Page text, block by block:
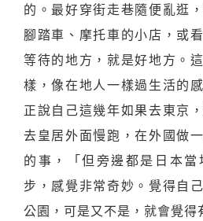
的。最好穿街走巷隨便亂逛
腳踏車、摩托車的小店，或
等待的地方，就是好地方。
樣，像在地人一樣過生活的
正說自己這幾年如果去東京
去皇居外面慢跑，在外國做
的事，「但旁邊都是日本
步，感覺非常奇妙。覺得自
公園，可是又不是，就會覺得